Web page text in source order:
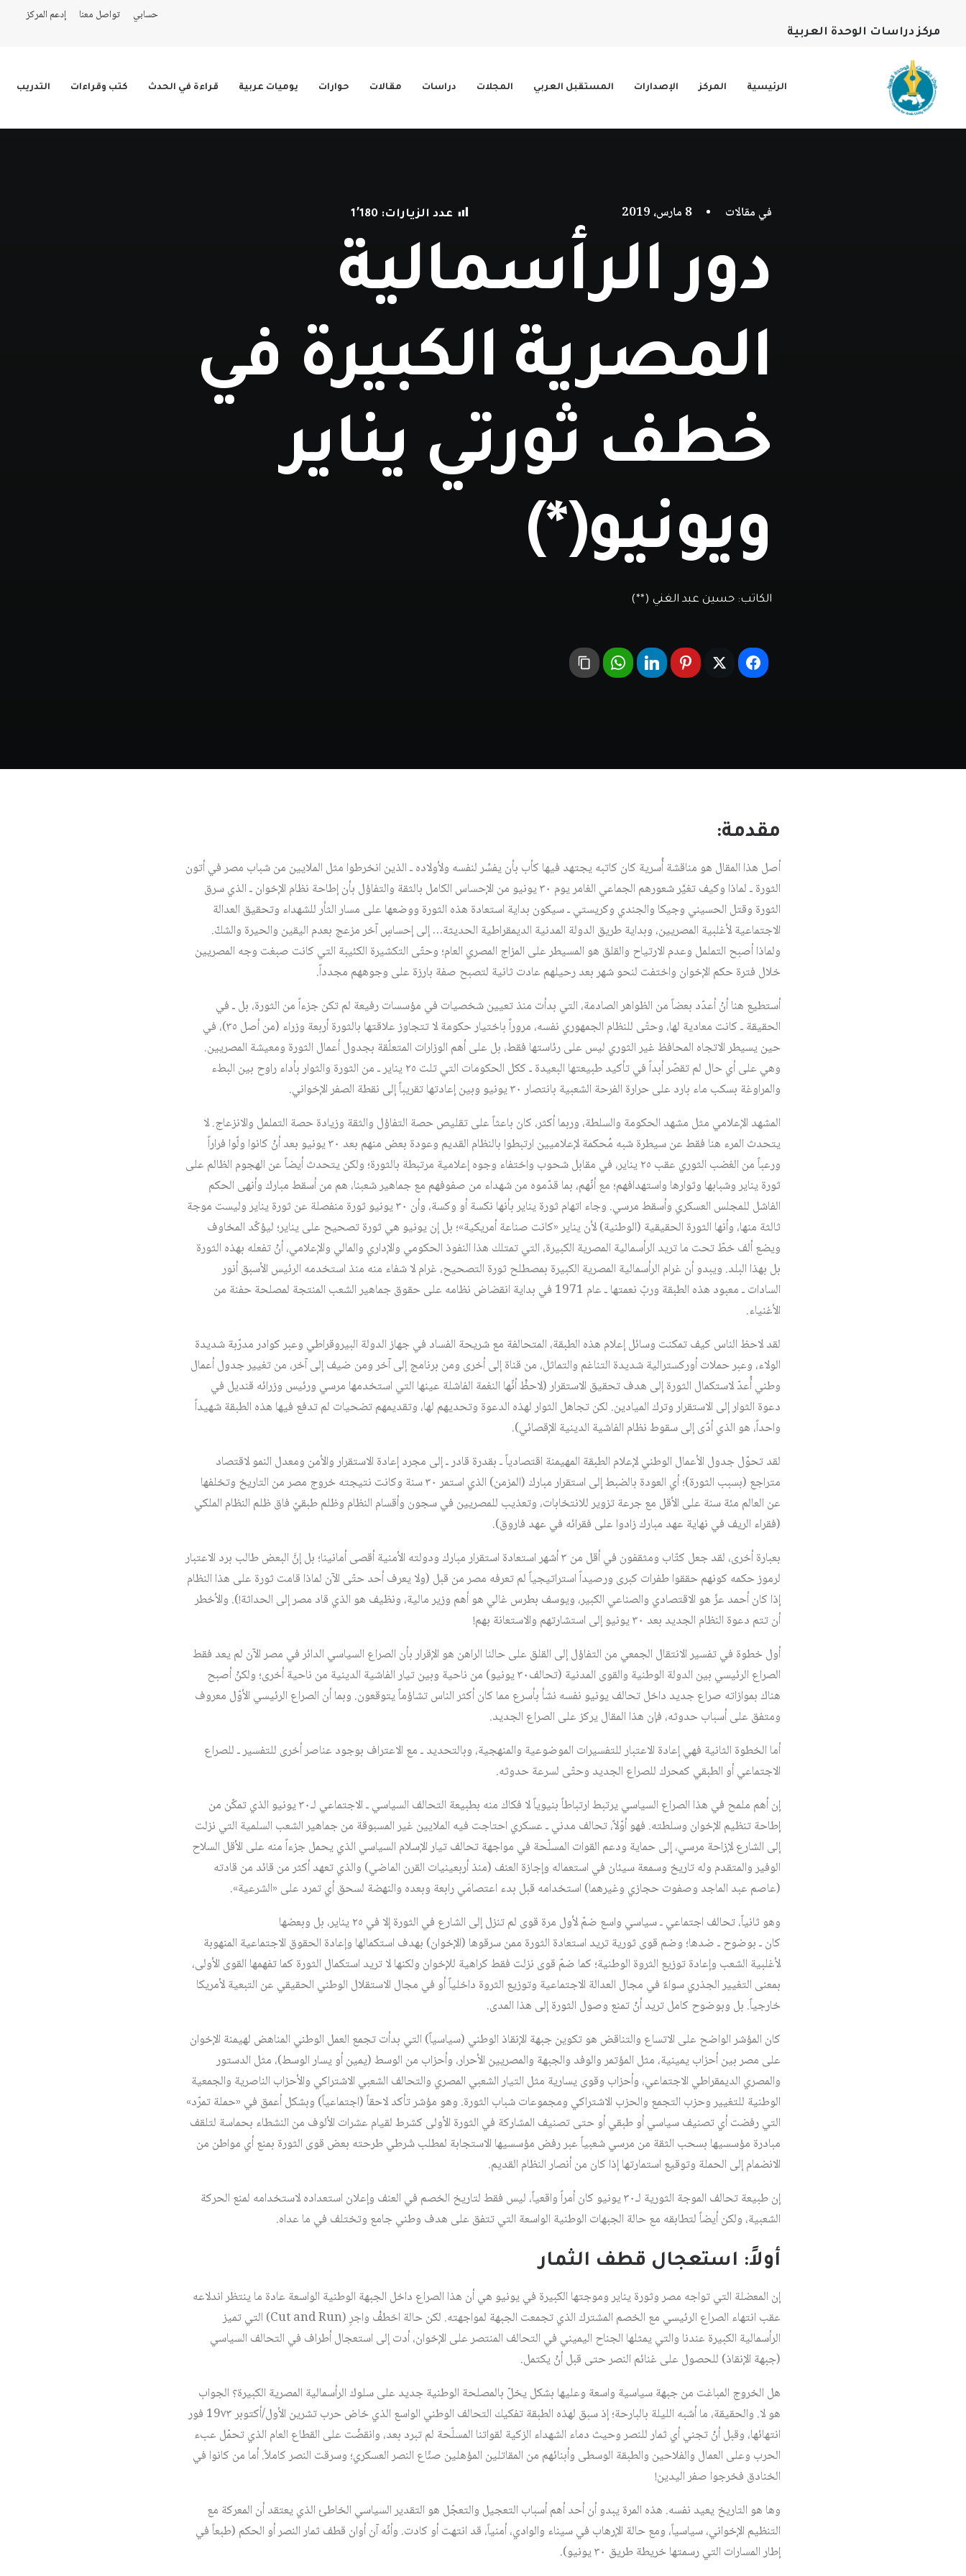
مركز دراسات الوحدة العربية
حسابي تواصل معنا إدعم المركز
الرئيسية المركز الإصدارات المستقبل العربي المجلات دراسات مقالات حوارات يوميات عربية قراءة في الحدث كتب وقراءات التدريب
في مقالات • 8 مارس، 2019 عدد الزيارات: 1٬180
دور الرأسمالية
المصرية الكبيرة في
خطف ثورتي يناير
ويونيو(*)
الكاتب: حسين عبد الغني (**)
مقدمة:
أصل هذا المقال هو مناقشة أُسرية كان كاتبه يجتهد فيها كأب بأن يفسِّر لنفسه ولأولاده ـ الذين انخرطوا مثل الملايين من شباب مصر في أتون
الثورة ـ لماذا وكيف تغيَّر شعورهم الجماعي الغامر يوم ٣٠ يونيو من الإحساس الكامل بالثقة والتفاؤل بأن إطاحة نظام الإخوان ـ الذي سرق
الثورة وقتل الحسيني وجيكا والجندي وكريستي ـ سيكون بداية استعادة هذه الثورة ووضعها على مسار الثأر للشهداء وتحقيق العدالة
الاجتماعية لأغلبية المصريين، وبداية طريق الدولة المدنية الديمقراطية الحديثة… إلى إحساسٍ آخر مزعج بعدم اليقين والحيرة والشكّ.
ولماذا أصبح التململ وعدم الارتياح والقلق هو المسيطر على المزاج المصري العام؛ وحتّى التكشيرة الكئيبة التي كانت صبغت وجه المصريين
خلال فترة حكم الإخوان واختفت لنحو شهر بعد رحيلهم عادت ثانية لتصبح صفة بارزة على وجوههم مجدداً.
أستطيع هنا أنْ أعدّد بعضاً من الظواهر الصادمة، التي بدأت منذ تعيين شخصيات في مؤسسات رفيعة لم تكن جزءاً من الثورة، بل ـ في
الحقيقة ـ كانت معادية لها، وحتّى للنظام الجمهوري نفسه، مروراً باختيار حكومة لا تتجاوز علاقتها بالثورة أربعة وزراء (من أصل ٣٥)، في
حين يسيطر الاتجاه المحافظ غير الثوري ليس على رئاستها فقط، بل على أهم الوزارات المتعلّقة بجدول أعمال الثورة ومعيشة المصريين.
وهي على أي حال لم تقصّر أبداً في تأكيد طبيعتها البعيدة ـ ككل الحكومات التي تلت ٢٥ يناير ـ من الثورة والثوار بأداء راوح بين البطء
والمراوغة بسكب ماء بارد على حرارة الفرحة الشعبية بانتصار ٣٠ يونيو وبين إعادتها تقريباً إلى نقطة الصفر الإخواني.
المشهد الإعلامي مثل مشهد الحكومة والسلطة، وربما أكثر، كان باعثاً على تقليص حصة التفاؤل والثقة وزيادة حصة التململ والانزعاج. لا
يتحدث المرء هنا فقط عن سيطرة شبه مُحكمة لإعلاميين ارتبطوا بالنظام القديم وعودة بعض منهم بعد ٣٠ يونيو بعد أنْ كانوا ولّوا فراراً
ورعباً من الغضب الثوري عقب ٢٥ يناير، في مقابل شحوب واختفاء وجوه إعلامية مرتبطة بالثورة؛ ولكن يتحدث أيضاً عن الهجوم الظالم على
ثورة يناير وشبابها وثوارها واستهدافهم؛ مع أنّهم، بما قدّموه من شهداء من صفوفهم مع جماهير شعبنا، هم من أسقط مبارك وأنهى الحكم
الفاشل للمجلس العسكري وأسقط مرسي. وجاء اتهام ثورة يناير بأنها نكسة أو وكسة، وأن ٣٠ يونيو ثورة منفصلة عن ثورة يناير وليست موجة
ثالثة منها، وأنها الثورة الحقيقية (الوطنية) لأن يناير «كانت صناعة أمريكية»؛ بل إن يونيو هي ثورة تصحيح على يناير؛ ليؤكّد المخاوف
ويضع ألف خطّ تحت ما تريد الرأسمالية المصرية الكبيرة، التي تمتلك هذا النفوذ الحكومي والإداري والمالي والإعلامي، أنْ تفعله بهذه الثورة
بل بهذا البلد. ويبدو أن غرام الرأسمالية المصرية الكبيرة بمصطلح ثورة التصحيح، غرام لا شفاء منه منذ استخدمه الرئيس الأسبق أنور
السادات ـ معبود هذه الطبقة وربّ نعمتها ـ عام 1971 في بداية انقضاض نظامه على حقوق جماهير الشعب المنتجة لمصلحة حفنة من
الأغنياء.
لقد لاحظ الناس كيف تمكنت وسائل إعلام هذه الطبقة، المتحالفة مع شريحة الفساد في جهاز الدولة البيروقراطي وعبر كوادر مدرّبة شديدة
الولاء، وعبر حملات أوركسترالية شديدة التناغم والتماثل، من قناة إلى أخرى ومن برنامج إلى آخر ومن ضيف إلى آخر، من تغيير جدول أعمال
وطني أُعدّ لاستكمال الثورة إلى هدف تحقيق الاستقرار (لاحظْ أنّها النغمة الفاشلة عينها التي استخدمها مرسي ورئيس وزرائه قنديل في
دعوة الثوار إلى الاستقرار وترك الميادين. لكن تجاهل الثوار لهذه الدعوة وتحديهم لها، وتقديمهم تضحيات لم تدفع فيها هذه الطبقة شهيداً
واحداً، هو الذي أدّى إلى سقوط نظام الفاشية الدينية الإقصائي).
لقد تحوّل جدول الأعمال الوطني لإعلام الطبقة المهيمنة اقتصادياً ـ بقدرة قادر ـ إلى مجرد إعادة الاستقرار والأمن ومعدل النمو لاقتصاد
متراجع (بسبب الثورة)؛ أي العودة بالضبط إلى استقرار مبارك (المزمن) الذي استمر ٣٠ سنة وكانت نتيجته خروج مصر من التاريخ وتخلفها
عن العالم مئة سنة على الأقل مع جرعة تزوير للانتخابات، وتعذيب للمصريين في سجون وأقسام النظام وظلم طبقيّ فاق ظلم النظام الملكي
(فقراء الريف في نهاية عهد مبارك زادوا على فقرائه في عهد فاروق).
بعبارة أخرى، لقد جعل كتّاب ومثقفون في أقل من ٣ أشهر استعادة استقرار مبارك ودولته الأمنية أقصى أمانينا؛ بل إنَّ البعض طالب برد الاعتبار
لرموز حكمه كونهم حققوا طفرات كبرى ورصيداً استراتيجياً لم تعرفه مصر من قبل (ولا يعرف أحد حتّى الآن لماذا قامت ثورة على هذا النظام
إذا كان أحمد عزّ هو الاقتصادي والصناعي الكبير، ويوسف بطرس غالي هو أهم وزير مالية، ونظيف هو الذي قاد مصر إلى الحداثة!). والأخطر
أن تتم دعوة النظام الجديد بعد ٣٠ يونيو إلى استشارتهم والاستعانة بهم!
أول خطوة في تفسير الانتقال الجمعي من التفاؤل إلى القلق على حالنا الراهن هو الإقرار بأن الصراع السياسي الدائر في مصر الآن لم يعد فقط
الصراع الرئيسي بين الدولة الوطنية والقوى المدنية (تحالف٣٠ يونيو) من ناحية وبين تيار الفاشية الدينية من ناحية أخرى؛ ولكنْ أصبح
هناك بموازاته صراع جديد داخل تحالف يونيو نفسه نشأ بأسرع مما كان أكثر الناس تشاؤماً يتوقعون. وبما أن الصراع الرئيسي الأوّل معروف
ومتفق على أسباب حدوثه، فإن هذا المقال يركز على الصراع الجديد.
أما الخطوة الثانية فهي إعادة الاعتبار للتفسيرات الموضوعية والمنهجية، وبالتحديد ـ مع الاعتراف بوجود عناصر أخرى للتفسير ـ للصراع
الاجتماعي أو الطبقي كمحرك للصراع الجديد وحتّى لسرعة حدوثه.
إن أهم ملمح في هذا الصراع السياسي يرتبط ارتباطاً بنيوياً لا فكاك منه بطبيعة التحالف السياسي ـ الاجتماعي لـ٣٠ يونيو الذي تمكّن من
إطاحة تنظيم الإخوان وسلطته. فهو أوّلاً، تحالف مدني ـ عسكري احتاجت فيه الملايين غير المسبوقة من جماهير الشعب السلمية التي نزلت
إلى الشارع لإزاحة مرسي، إلى حماية ودعم القوات المسلّحة في مواجهة تحالف تيار الإسلام السياسي الذي يحمل جزءاً منه على الأقل السلاح
الوفير والمتقدم وله تاريخ وسمعة سيئان في استعماله وإجازة العنف (منذ أربعينيات القرن الماضي) والذي تعهد أكثر من قائد من قادته
(عاصم عبد الماجد وصفوت حجازي وغيرهما) استخدامه قبل بدء اعتصامَي رابعة وبعده والنهضة لسحق أي تمرد على «الشرعية».
وهو ثانياً، تحالف اجتماعي ـ سياسي واسع ضمّ لأول مرة قوى لم تنزل إلى الشارع في الثورة إلا في ٢٥ يناير، بل وبعضها
كان ـ بوضوح ـ ضدها؛ وضم قوى ثورية تريد استعادة الثورة ممن سرقوها (الإخوان) بهدف استكمالها وإعادة الحقوق الاجتماعية المنهوبة
لأغلبية الشعب وإعادة توزيع الثروة الوطنية؛ كما ضمّ قوى نزلت فقط كراهية للإخوان ولكنها لا تريد استكمال الثورة كما تفهمها القوى الأولى،
بمعنى التغيير الجذري سواءٌ في مجال العدالة الاجتماعية وتوزيع الثروة داخلياً أو في مجال الاستقلال الوطني الحقيقي عن التبعية لأمريكا
خارجياً. بل وبوضوح كامل تريد أنْ تمنع وصول الثورة إلى هذا المدى.
كان المؤشر الواضح على الاتساع والتناقض هو تكوين جبهة الإنقاذ الوطني (سياسياً) التي بدأت تجمع العمل الوطني المناهض لهيمنة الإخوان
على مصر بين أحزاب يمينية، مثل المؤتمر والوفد والجبهة والمصريين الأحرار، وأحزاب من الوسط (يمين أو يسار الوسط)، مثل الدستور
والمصري الديمقراطي الاجتماعي، وأحزاب وقوى يسارية مثل التيار الشعبي المصري والتحالف الشعبي الاشتراكي والأحزاب الناصرية والجمعية
الوطنية للتغيير وحزب التجمع والحزب الاشتراكي ومجموعات شباب الثورة. وهو مؤشر تأكد لاحقاً (اجتماعياً) وبشكل أعمق في «حملة تمرّد»
التي رفضت أي تصنيف سياسي أو طبقي أو حتى تصنيف المشاركة في الثورة الأولى كشرط لقيام عشرات الألوف من النشطاء بحماسة لتلقف
مبادرة مؤسسيها بسحب الثقة من مرسي شعبياً عبر رفض مؤسسيها الاستجابة لمطلب شَرطي طرحته بعض قوى الثورة بمنع أي مواطن من
الانضمام إلى الحملة وتوقيع استمارتها إذا كان من أنصار النظام القديم.
إن طبيعة تحالف الموجة الثورية لـ٣٠ يونيو كان أمراً واقعياً، ليس فقط لتاريخ الخصم في العنف وإعلان استعداده لاستخدامه لمنع الحركة
الشعبية، ولكن أيضاً لتطابقه مع حالة الجبهات الوطنية الواسعة التي تتفق على هدف وطني جامع وتختلف في ما عداه.
أولاً: استعجال قطف الثمار
إن المعضلة التي تواجه مصر وثورة يناير وموجتها الكبيرة في يونيو هي أن هذا الصراع داخل الجبهة الوطنية الواسعة عادة ما ينتظر اندلاعه
عقب انتهاء الصراع الرئيسي مع الخصم المشترك الذي تجمعت الجبهة لمواجهته. لكن حالة اخطفْ واجرِ (Cut and Run) التي تميز
الرأسمالية الكبيرة عندنا والتي يمثلها الجناح اليميني في التحالف المنتصر على الإخوان، أدت إلى استعجال أطراف في التحالف السياسي
(جبهة الإنقاذ) للحصول على غنائم النصر حتى قبل أنْ يكتمل.
هل الخروج المباغت من جبهة سياسية واسعة وعليها بشكل يخلّ بالمصلحة الوطنية جديد على سلوك الرأسمالية المصرية الكبيرة؟ الجواب
هو لا. والحقيقة، ما أشبه الليلة بالبارحة؛ إذ سبق لهذه الطبقة تفكيك التحالف الوطني الواسع الذي خاض حرب تشرين الأول/أكتوبر 19٧٣ فور
انتهائها، وقبل أنْ تجني أي ثمار للنصر وحيث دماء الشهداء الزكية لقواتنا المسلّحة لم تبرد بعد، وانقضّت على القطاع العام الذي تحمّل عبء
الحرب وعلى العمال والفلاحين والطبقة الوسطى وأبنائهم من المقاتلين المؤهلين صنّاع النصر العسكري؛ وسرقت النصر كاملاً. أما من كانوا في
الخنادق فخرجوا صفر اليدين!
وها هو التاريخ يعيد نفسه. هذه المرة يبدو أن أحد أهم أسباب التعجيل والتعجّل هو التقدير السياسي الخاطئ الذي يعتقد أن المعركة مع
التنظيم الإخواني، سياسياً، ومع حالة الإرهاب في سيناء والوادي، أمنياً، قد انتهت أو كادت. وأنّه آن أوان قطف ثمار النصر أو الحكم (طبعاً في
إطار المسارات التي رسمتها خريطة طريق ٣٠ يونيو).